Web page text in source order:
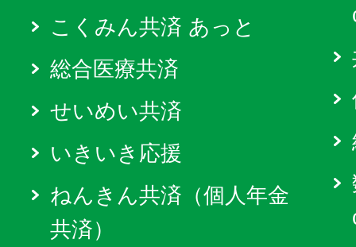
こくみん共済 あっと
総合医療共済
せいめい共済
いきいき応援
ねんきん共済（個人年金
共済）